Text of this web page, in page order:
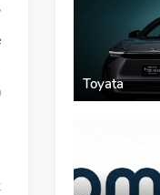
Toyata